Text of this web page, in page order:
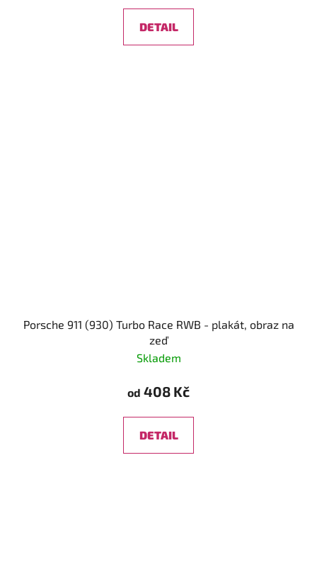
DETAIL
Porsche 911 (930) Turbo Race RWB - plakát, obraz na
zeď
Skladem
od 408 Kč
DETAIL